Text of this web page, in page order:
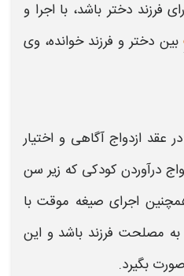
فرزنددختر باشد، با اجرا و
بین دختر و فرزند خوانده، وی
عقد ازدواج آگاهی و اختیار
درآوردن کودکی که زیر سن
اجرای صیغه موقت با
به مصلحت فرزند باشد و این
بگیرد.